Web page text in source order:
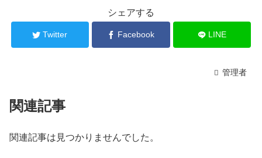
シェアする
Twitter Facebook LINE
管理者
関連記事
関連記事は見つかりませんでした。